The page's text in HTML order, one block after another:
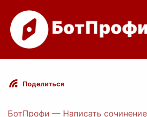
Режимы бота
Цены
Поделиться
БотПрофи — Написать сочинение